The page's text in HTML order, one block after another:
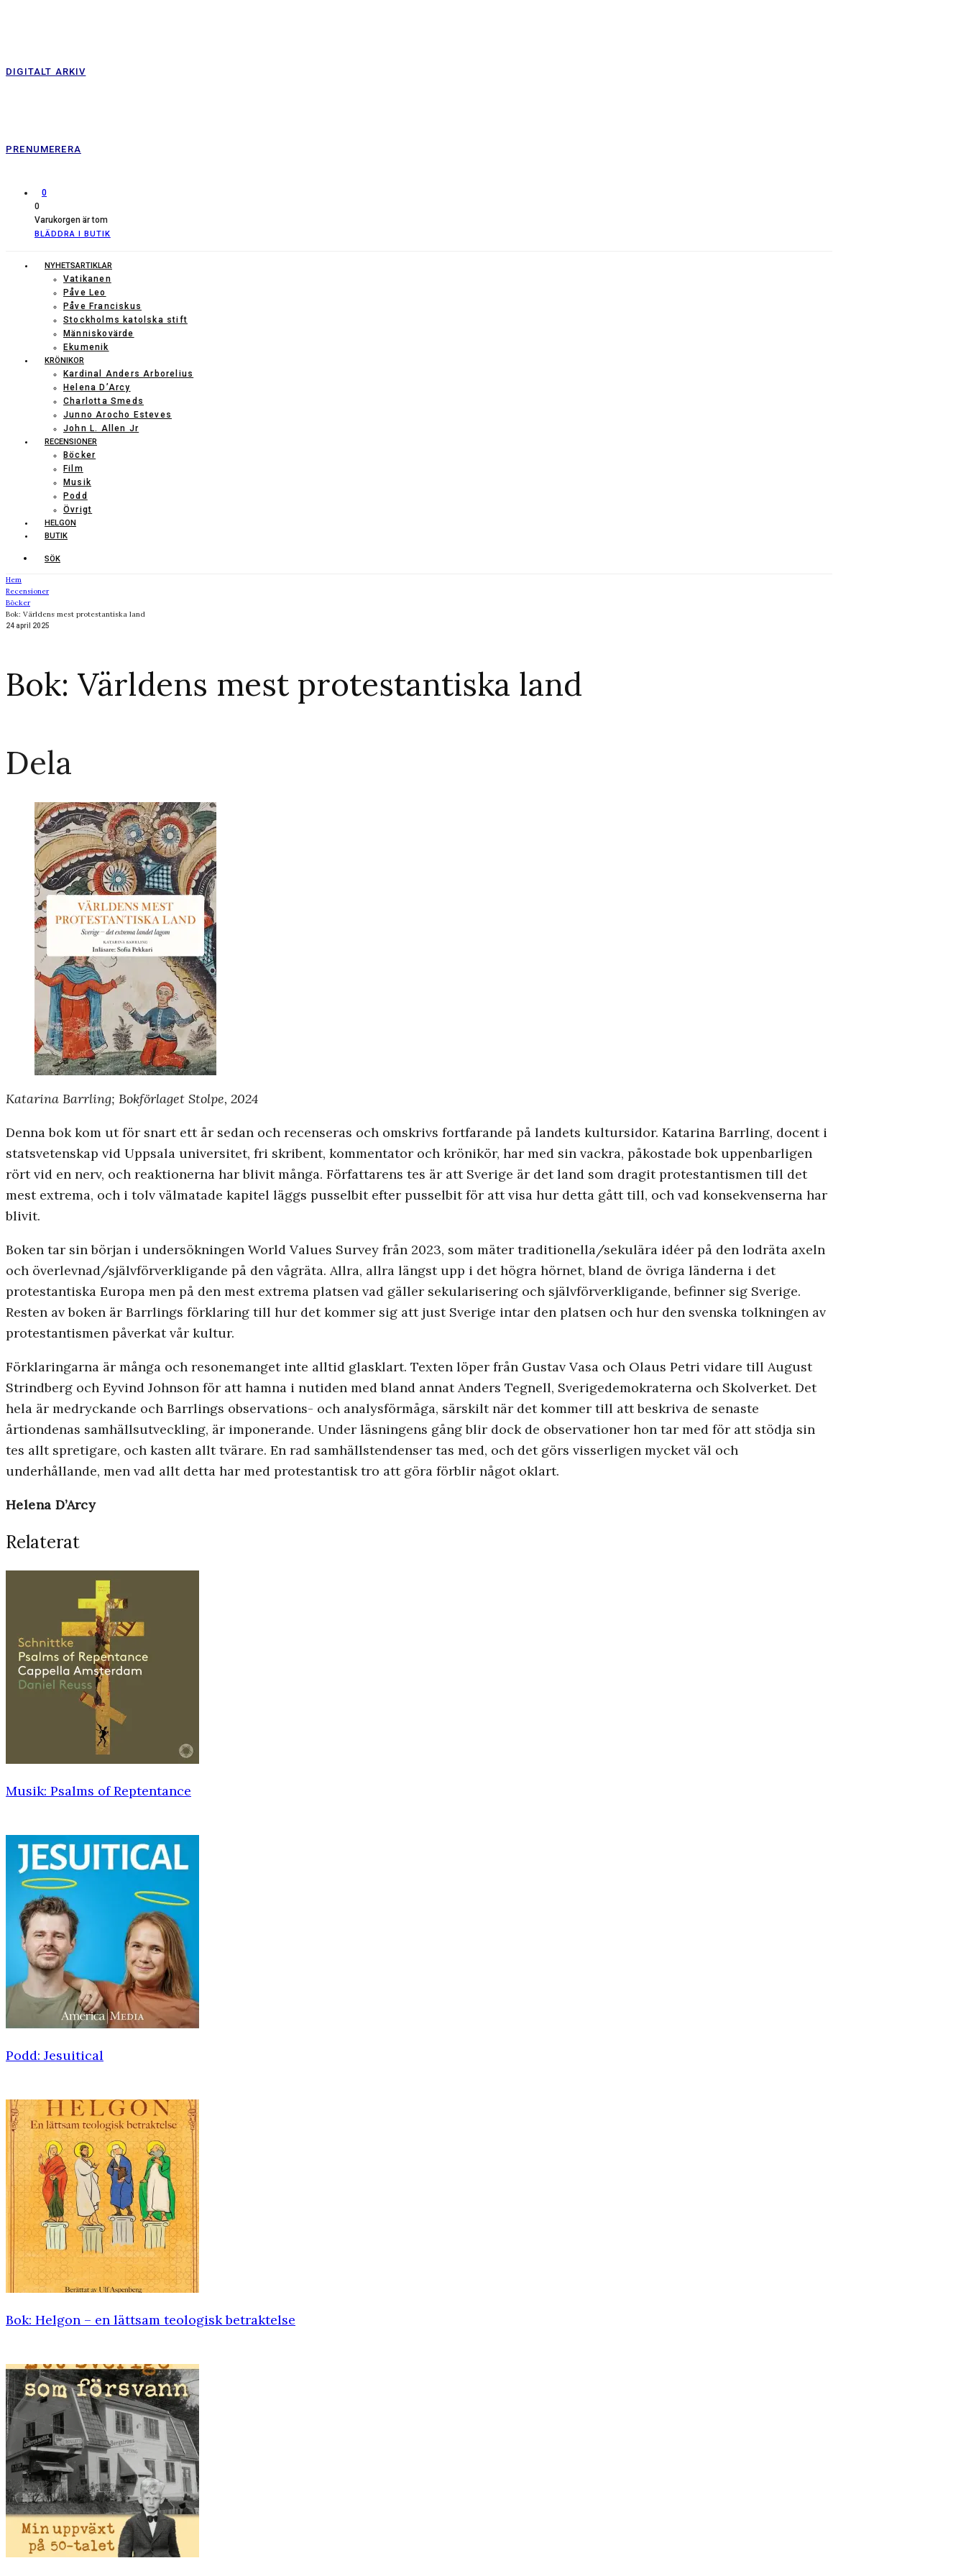
DIGITALT ARKIV
PRENUMERERA
0
0
Varukorgen är tom
BLÄDDRA I BUTIK
NYHETSARTIKLAR
Vatikanen
Påve Leo
Påve Franciskus
Stockholms katolska stift
Människovärde
Ekumenik
KRÖNIKOR
Kardinal Anders Arborelius
Helena D’Arcy
Charlotta Smeds
Junno Arocho Esteves
John L. Allen Jr
RECENSIONER
Böcker
Film
Musik
Podd
Övrigt
HELGON
BUTIK
SÖK
Hem
Recensioner
Böcker
Bok: Världens mest protestantiska land
24 april 2025
Bok: Världens mest protestantiska land
Dela
Katarina Barrling; Bokförlaget Stolpe, 2024
Denna bok kom ut för snart ett år sedan och recenseras och omskrivs fortfarande på landets kultursidor. Katarina Barrling, docent i
statsvetenskap vid Uppsala universitet, fri skribent, kommentator och krönikör, har med sin vackra, påkostade bok uppenbarligen
rört vid en nerv, och reaktionerna har blivit många. Författarens tes är att Sverige är det land som dragit protestantismen till det
mest extrema, och i tolv välmatade kapitel läggs pusselbit efter pusselbit för att visa hur detta gått till, och vad konsekvenserna har
blivit.
Boken tar sin början i undersökningen World Values Survey från 2023, som mäter traditionella/sekulära idéer på den lodräta axeln
och överlevnad/självförverkligande på den vågräta. Allra, allra längst upp i det högra hörnet, bland de övriga länderna i det
protestantiska Europa men på den mest extrema platsen vad gäller sekularisering och självförverkligande, befinner sig Sverige.
Resten av boken är Barrlings förklaring till hur det kommer sig att just Sverige intar den platsen och hur den svenska tolkningen av
protestantismen påverkat vår kultur.
Förklaringarna är många och resonemanget inte alltid glasklart. Texten löper från Gustav Vasa och Olaus Petri vidare till August
Strindberg och Eyvind Johnson för att hamna i nutiden med bland annat Anders Tegnell, Sverigedemokraterna och Skolverket. Det
hela är medryckande och Barrlings observations- och analysförmåga, särskilt när det kommer till att beskriva de senaste
årtiondenas samhällsutveckling, är imponerande. Under läsningens gång blir dock de observationer hon tar med för att stödja sin
tes allt spretigare, och kasten allt tvärare. En rad samhällstendenser tas med, och det görs visserligen mycket väl och
underhållande, men vad allt detta har med protestantisk tro att göra förblir något oklart.
Helena D’Arcy
Relaterat
Musik: Psalms of Reptentance
Podd: Jesuitical
Bok: Helgon – en lättsam teologisk ­betraktelse